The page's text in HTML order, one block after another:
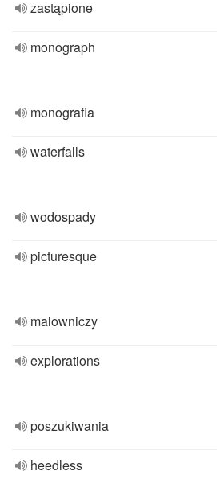
zastąpione
monograph
monografia
waterfalls
wodospady
picturesque
malowniczy
explorations
poszukiwania
heedless